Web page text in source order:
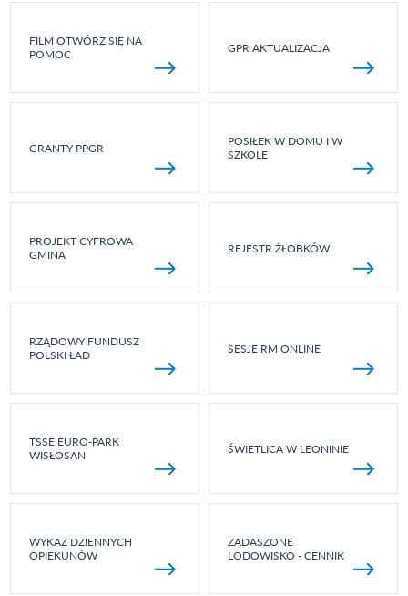
FILM OTWÓRZ SIĘ NA
POMOC
GPR AKTUALIZACJA
GRANTY PPGR
POSIŁEK W DOMU I W
SZKOLE
PROJEKT CYFROWA
GMINA
REJESTR ŻŁOBKÓW
RZĄDOWY FUNDUSZ
POLSKI ŁAD
SESJE RM ONLINE
TSSE EURO-PARK
WISŁOSAN
ŚWIETLICA W LEONINIE
WYKAZ DZIENNYCH
OPIEKUNÓW
ZADASZONE
LODOWISKO - CENNIK